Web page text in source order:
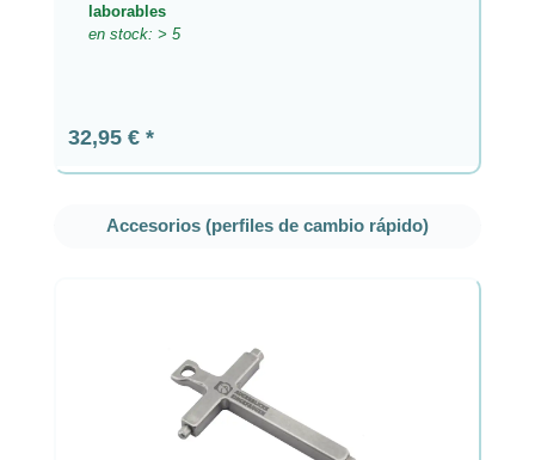
laborables
en stock: > 5
Precio normal:
32,95 €
Omitir la galería de productos
Accesorios (perfiles de cambio rápido)